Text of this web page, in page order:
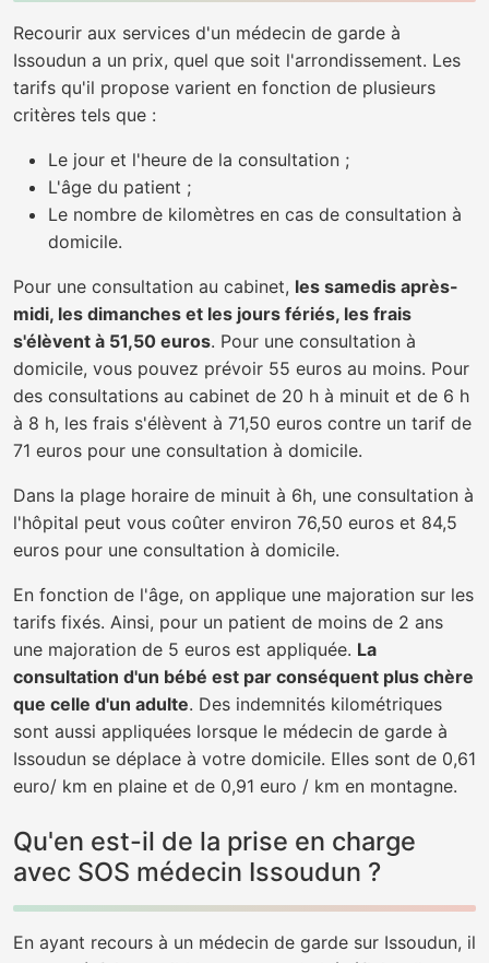
Recourir aux services d'un médecin de garde à
Issoudun a un prix, quel que soit l'arrondissement. Les
tarifs qu'il propose varient en fonction de plusieurs
critères tels que :
Le jour et l'heure de la consultation ;
L'âge du patient ;
Le nombre de kilomètres en cas de consultation à
domicile.
Pour une consultation au cabinet, les samedis après-
midi, les dimanches et les jours fériés, les frais
s'élèvent à 51,50 euros. Pour une consultation à
domicile, vous pouvez prévoir 55 euros au moins. Pour
des consultations au cabinet de 20 h à minuit et de 6 h
à 8 h, les frais s'élèvent à 71,50 euros contre un tarif de
71 euros pour une consultation à domicile.
Dans la plage horaire de minuit à 6h, une consultation à
l'hôpital peut vous coûter environ 76,50 euros et 84,5
euros pour une consultation à domicile.
En fonction de l'âge, on applique une majoration sur les
tarifs fixés. Ainsi, pour un patient de moins de 2 ans
une majoration de 5 euros est appliquée. La
consultation d'un bébé est par conséquent plus chère
que celle d'un adulte. Des indemnités kilométriques
sont aussi appliquées lorsque le médecin de garde à
Issoudun se déplace à votre domicile. Elles sont de 0,61
euro/ km en plaine et de 0,91 euro / km en montagne.
Qu'en est-il de la prise en charge
avec SOS médecin Issoudun ?
En ayant recours à un médecin de garde sur Issoudun, il